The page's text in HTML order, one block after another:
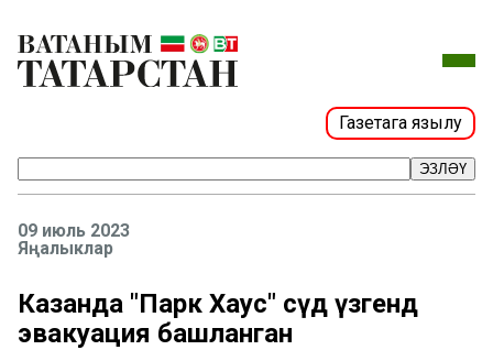
Газетага язылу
ЭЗЛӘҮ
09 июль 2023
Яңалыклар
Казанда "Парк Хаус" сәүдә үзәгендә
эвакуация башланган